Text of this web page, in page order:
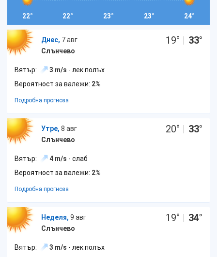
22° 22° 23° 23° 24°
Днес, 7 авг
Слънчево
19° | 33°
Вятър: 3 m/s - лек полъх
Вероятност за валежи: 2%
Подробна прогноза
Утре, 8 авг
Слънчево
20° | 33°
Вятър: 4 m/s - слаб
Вероятност за валежи: 2%
Подробна прогноза
Неделя, 9 авг
Слънчево
19° | 34°
Вятър: 3 m/s - лек полъх